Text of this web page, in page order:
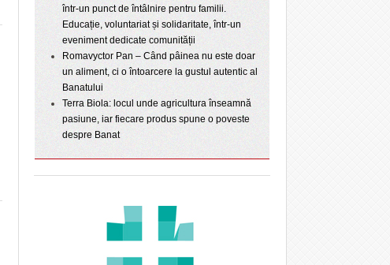
într-un punct de întâlnire pentru familii.
Educație, voluntariat și solidaritate, într-un
eveniment dedicate comunității
Romavyctor Pan – Când pâinea nu este doar
un aliment, ci o întoarcere la gustul autentic al
Banatului
Terra Biola: locul unde agricultura înseamnă
pasiune, iar fiecare produs spune o poveste
despre Banat